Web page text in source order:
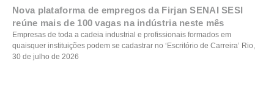
Nova plataforma de empregos da Firjan SENAI SESI
reúne mais de 100 vagas na indústria neste mês
Empresas de toda a cadeia industrial e profissionais formados em
quaisquer instituições podem se cadastrar no ‘Escritório de Carreira’ Rio,
30 de julho de 2026